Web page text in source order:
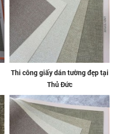
Thi công giấy dán tường đẹp tại
Thủ Đức